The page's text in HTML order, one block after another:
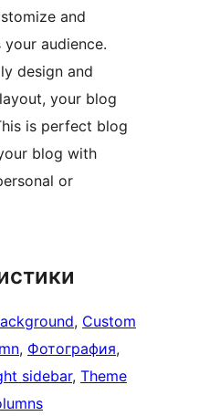
and
audience.
design and
your blog
is perfect blog
blog with
or
, Custom
, Фотография
sidebar, Theme